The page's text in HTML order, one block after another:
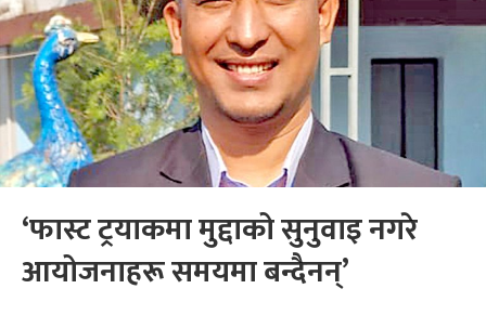
‘फास्ट ट्रयाकमा मुद्दाको सुनुवाइ नगरे
आयोजनाहरू समयमा बन्दैनन्’